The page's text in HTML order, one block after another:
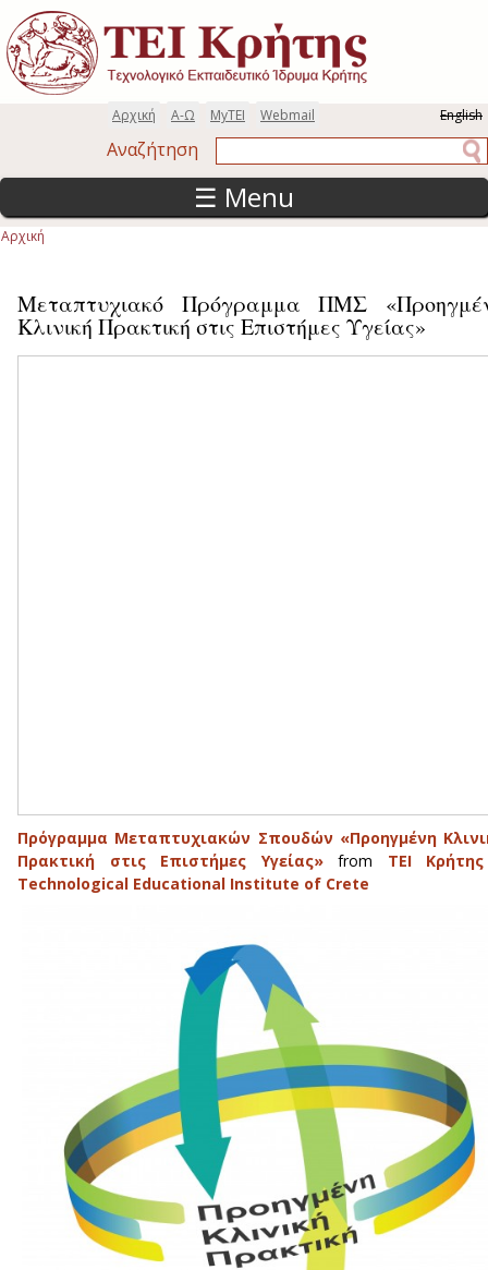
Παράκαμψη προς το κυρίως περιεχόμενο
English
Webmail
MyTEI
Α-Ω
Αρχική
Αναζήτηση
☰ Menu
Αρχική
Μεταπτυχιακό Πρόγραμμα ΠΜΣ
Κλινική Πρακτική στις Επιστήμες Υγείας»
Πρόγραμμα Μεταπτυχιακών Σπουδών «Προηγμένη
Πρακτική στις Επιστήμες Υγείας»
from ΤΕΙ
Technological Educational Institute of Crete